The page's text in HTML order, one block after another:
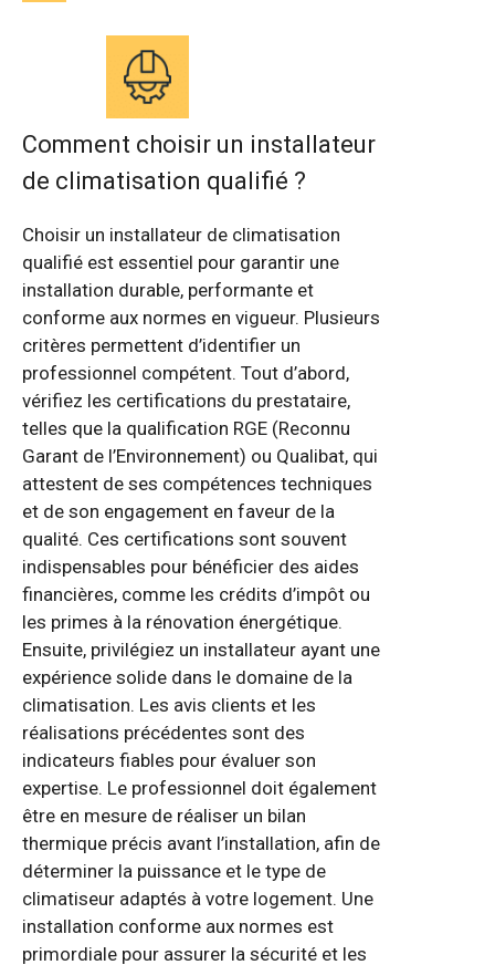
Comment choisir un installateur
de climatisation qualifié ?
Choisir un installateur de climatisation
qualifié est essentiel pour garantir une
installation durable, performante et
conforme aux normes en vigueur. Plusieurs
critères permettent d’identifier un
professionnel compétent. Tout d’abord,
vérifiez les certifications du prestataire,
telles que la qualification RGE (Reconnu
Garant de l’Environnement) ou Qualibat, qui
attestent de ses compétences techniques
et de son engagement en faveur de la
qualité. Ces certifications sont souvent
indispensables pour bénéficier des aides
financières, comme les crédits d’impôt ou
les primes à la rénovation énergétique.
Ensuite, privilégiez un installateur ayant une
expérience solide dans le domaine de la
climatisation. Les avis clients et les
réalisations précédentes sont des
indicateurs fiables pour évaluer son
expertise. Le professionnel doit également
être en mesure de réaliser un bilan
thermique précis avant l’installation, afin de
déterminer la puissance et le type de
climatiseur adaptés à votre logement. Une
installation conforme aux normes est
primordiale pour assurer la sécurité et les